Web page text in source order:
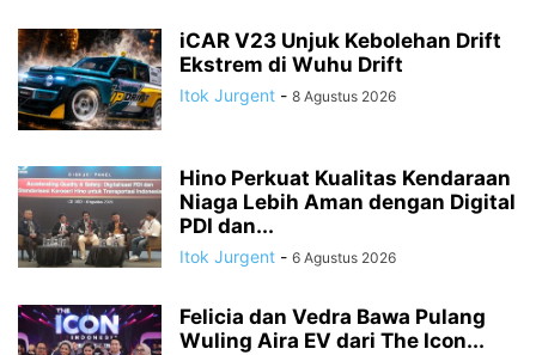
iCAR V23 Unjuk Kebolehan Drift
Ekstrem di Wuhu Drift
Itok Jurgent - 8 Agustus 2026
Hino Perkuat Kualitas Kendaraan
Niaga Lebih Aman dengan Digital
PDI dan...
Itok Jurgent - 6 Agustus 2026
Felicia dan Vedra Bawa Pulang
Wuling Aira EV dari The Icon...